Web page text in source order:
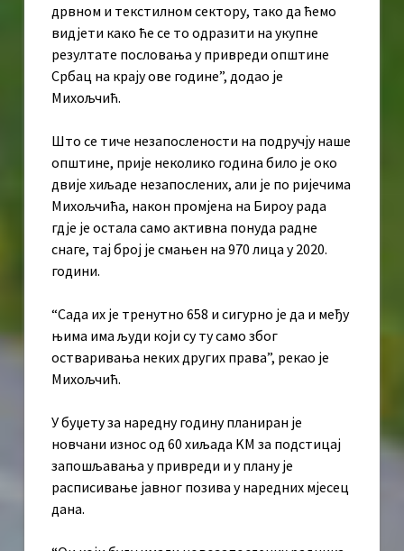
дрвном и текстилном сектору, тако да ћемо
видјети како ће се то одразити на укупне
резултате пословања у привреди општине
Србац на крају ове године”, додао је
Михољчић.
Што се тиче незапослености на подручју наше
општине, прије неколико година било је око
двије хиљаде незапослених, али је по ријечима
Михољчића, након промјена на Бироу рада
гдје је остала само активна понуда радне
снаге, тај број је смањен на 970 лица у 2020.
години.
“Сада их је тренутно 658 и сигурно је да и међу
њима има људи који су ту само због
остваривања неких других права”, рекао је
Михољчић.
У буџету за наредну годину планиран је
новчани износ од 60 хиљада KМ за подстицај
запошљавања у привреди и у плану је
расписивање јавног позива у наредних мјесец
дана.